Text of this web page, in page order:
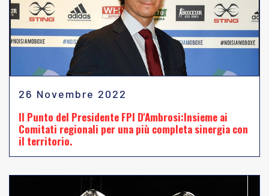
26 Novembre 2022
Il Punto del Presidente FPI D'Ambrosi:Insieme ai
Comitati regionali per una più completa sinergia con
il territorio.